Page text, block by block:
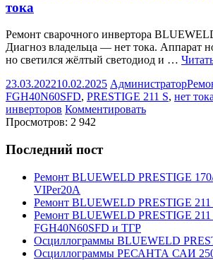
тока
Ремонт сварочного инвертора
Диагноз владельца — нет тока. Аппарат
но светился жёлтый светодиод и …
23.03.202210.02.2025 Администратор
FGH40N60SFD, PRESTIGE 211 S, нет тока
инверторов Комментировать
Просмотров: 2 942
Последний пост
Ремонт BLUEWELD PRESTIGE
VIPer20A
Ремонт BLUEWELD PRESTIGE
Ремонт BLUEWELD PRESTIGE
FGH40N60SFD и ТГР
Осциллограммы BLUEWELD
Осциллограммы РЕСАНТА САИ